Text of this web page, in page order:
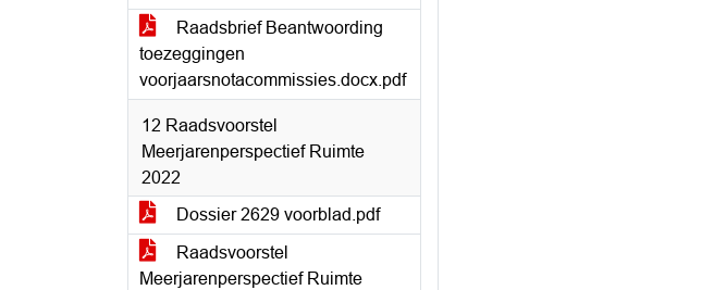
Raadsbrief Beantwoording
toezeggingen
voorjaarsnotacommissies.docx.pdf
12 Raadsvoorstel
Meerjarenperspectief Ruimte
2022
Dossier 2629 voorblad.pdf
Raadsvoorstel
Meerjarenperspectief Ruimte